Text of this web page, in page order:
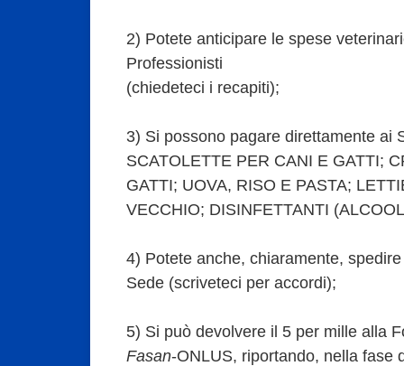
2) Potete anticipare le spese
Professionisti
(chiedeteci i recapiti);
3) Si possono pagare direttamente ai
SCATOLETTE PER CANI E GATTI;
GATTI; UOVA, RISO E PASTA;
VECCHIO; DISINFETTANTI
4) Potete anche, chiaramente,
Sede (scriveteci per accordi);
5) Si può devolvere il 5 per mille alla
Fasan-ONLUS, riportando, nella fase